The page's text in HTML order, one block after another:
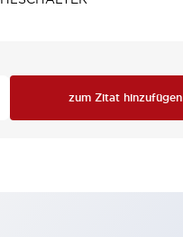
zum Zitat hinzufügen